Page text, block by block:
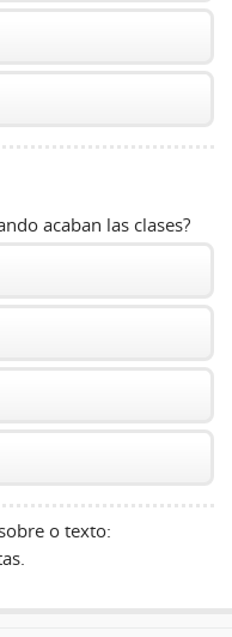
acaban las clases?
o texto: